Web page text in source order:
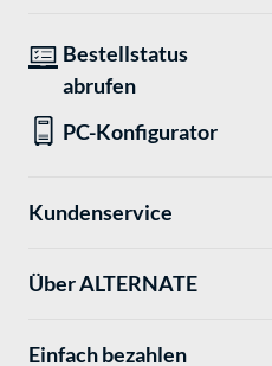
Bestellstatus
abrufen
PC-Konfigurator
Kundenservice
Über ALTERNATE
Einfach bezahlen